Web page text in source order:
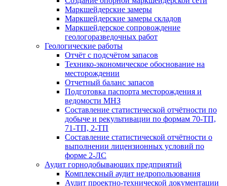
Маркшейдерские замеры
Маркшейдерские замеры складов
Маркшейдерское сопровождение
геологоразведочных работ
Геологические работы
Отчёт с подсчётом запасов
Технико-экономическое обоснование на
месторождении
Отчетный баланс запасов
Подготовка паспорта месторождения и
ведомости МНЗ
Составление статистической отчётности по
добыче и рекультивации по формам 70-ТП,
71-ТП, 2-ТП
Составление статистической отчётности о
выполнении лицензионных условий по
форме 2-ЛС
Аудит горнодобывающих предприятий
Комплексный аудит недропользования
Аудит проектно-технической документации